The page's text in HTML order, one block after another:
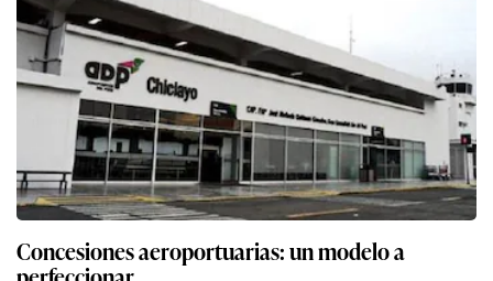
Concesiones aeroportuarias: un modelo a